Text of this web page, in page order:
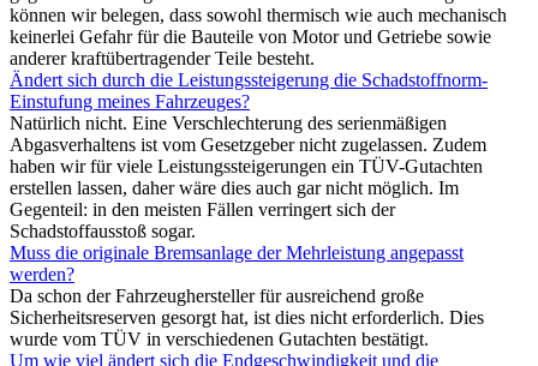
können wir belegen, dass sowohl thermisch wie auch mechanisch
keinerlei Gefahr für die Bauteile von Motor und Getriebe sowie
anderer kraftübertragender Teile besteht.
Ändert sich durch die Leistungssteigerung die Schadstoffnorm-
Einstufung meines Fahrzeuges?
Natürlich nicht. Eine Verschlechterung des serienmäßigen
Abgasverhaltens ist vom Gesetzgeber nicht zugelassen. Zudem
haben wir für viele Leistungssteigerungen ein TÜV-Gutachten
erstellen lassen, daher wäre dies auch gar nicht möglich. Im
Gegenteil: in den meisten Fällen verringert sich der
Schadstoffausstoß sogar.
Muss die originale Bremsanlage der Mehrleistung angepasst
werden?
Da schon der Fahrzeughersteller für ausreichend große
Sicherheitsreserven gesorgt hat, ist dies nicht erforderlich. Dies
wurde vom TÜV in verschiedenen Gutachten bestätigt.
Um wie viel ändert sich die Endgeschwindigkeit und die